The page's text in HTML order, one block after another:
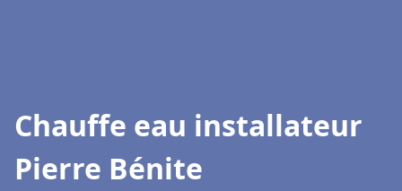
Chauffe eau installateur
Pierre Bénite